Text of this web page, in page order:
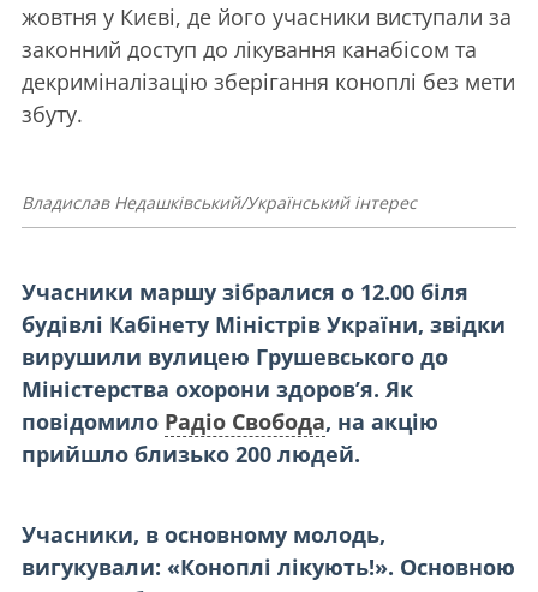
жовтня у Києві, де його учасники виступали за
законний доступ до лікування канабісом та
декриміналізацію зберігання коноплі без мети
збуту.
Владислав Недашківський/Український інтерес
Учасники маршу зібралися о 12.00 біля
будівлі Кабінету Міністрів України, звідки
вирушили вулицею Грушевського до
Міністерства охорони здоров’я. Як
повідомило Радіо Свобода, на акцію
прийшло близько 200 людей.
Учасники, в основному молодь,
вигукували: «Коноплі лікують!». Основною